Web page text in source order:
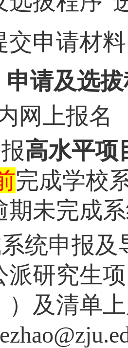
交申请材
申请及选
网上报名
高水平项
完成学校
期未完成
统申报及
派研究生
）及清单